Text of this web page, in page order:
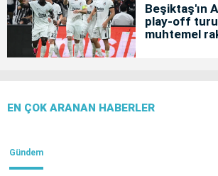
Beşiktaş'ın
play-off
muhtemel
EN ÇOK ARANAN HABERLER
Gündem